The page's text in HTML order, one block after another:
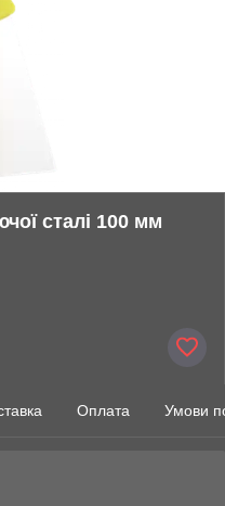
сталі 100 мм
Оплата Умови